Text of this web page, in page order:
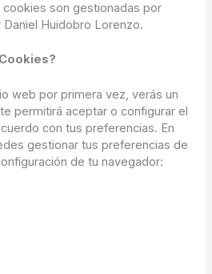
son gestionadas por
Huidobro Lorenzo.
web por primera vez, verás un
permitirá aceptar o configurar el
con tus preferencias. En
gestionar tus preferencias de
de tu navegador: